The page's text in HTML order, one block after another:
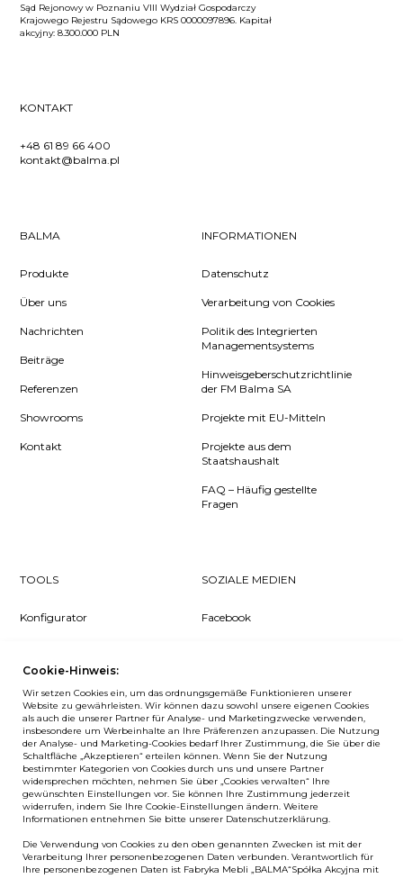
Sąd Rejonowy w Poznaniu VIII Wydział Gospodarczy
Krajowego Rejestru Sądowego KRS 0000097896. Kapitał
akcyjny: 8.300.000 PLN
KONTAKT
+48 61 89 66 400
kontakt@balma.pl
BALMA
Produkte
Über uns
Nachrichten
Beiträge
Referenzen
Showrooms
Kontakt
INFORMATIONEN
Datenschutz
Verarbeitung von Cookies
Politik des Integrierten
Managementsystems
Hinweisgeberschutzrichtlinie
der FM Balma SA
Projekte mit EU-Mitteln
Projekte aus dem
Staatshaushalt
FAQ – Häufig gestellte
Fragen
TOOLS
Konfigurator
Downloads
Log in
SOZIALE MEDIEN
Facebook
LinkedIn
NEWSLETTER
Wenn Sie als Erster über Neuigkeiten bei Balma informiert
Newsletter!
ANMELDEN
Cookie-Hinweis:
Wir setzen Cookies ein, um das ordnungsgemäße Funktionieren unserer
Website zu gewährleisten. Wir können dazu sowohl unsere eigenen Cookies
als auch die unserer Partner für Analyse- und Marketingzwecke verwenden,
insbesondere um Werbeinhalte an Ihre Präferenzen anzupassen. Die Nutzung
der Analyse- und Marketing-Cookies bedarf Ihrer Zustimmung, die Sie über die
Schaltfläche „Akzeptieren“ erteilen können. Wenn Sie der Nutzung
bestimmter Kategorien von Cookies durch uns und unsere Partner
widersprechen möchten, nehmen Sie über „Cookies verwalten“ Ihre
gewünschten Einstellungen vor. Sie können Ihre Zustimmung jederzeit
widerrufen, indem Sie Ihre Cookie-Einstellungen ändern. Weitere
Informationen entnehmen Sie bitte unserer Datenschutzerklärung.
Die Verwendung von Cookies zu den oben genannten Zwecken ist mit der
Verarbeitung Ihrer personenbezogenen Daten verbunden. Verantwortlich für
Ihre personenbezogenen Daten ist Fabryka Mebli „BALMA“Spółka Akcyjna mit